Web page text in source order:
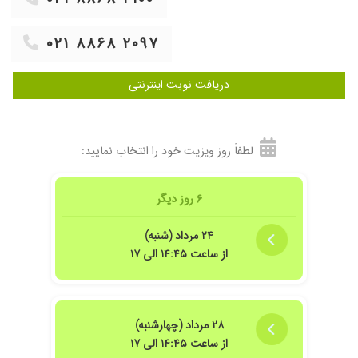
معاینهو مصاحبه با فرزندم اوتیسم ۱۴۰۲/۰۳/۳۱
خوب بود.فقط هزینه اش زیاده
درحال پیگیری هسنتم
یک جلسه رفتیم و هنوز زمان نیازه برای نظر قطعی
خیلی عالی بود
عدم رضایت
برای فرزندم مراجعه کردم ونتیجه بسیار عالی بود
ایشون دکتر حاذق وبااخلاقی هستن
۱۴۰۳/۰۶/۲۵
دکتر خیلی با اخلاق با حوصله
دکتر مهربان وصدور بادقت ب حرف مریض گوش
۰۲۱ ۸۸۶۸ ۲۰۹۷
دریافت نوبت اینترنتی
لطفاً روز ویزیت خود را انتخاب نمایید:
۶ روز دیگر
۲۴ مرداد (شنبه)
از ساعت ۱۴:۴۵ الی ۱۷
۲۸ مرداد (چهارشنبه)
از ساعت ۱۴:۴۵ الی ۱۷